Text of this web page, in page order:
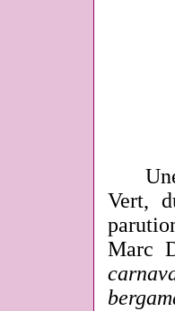
Une
Vert,
Marc